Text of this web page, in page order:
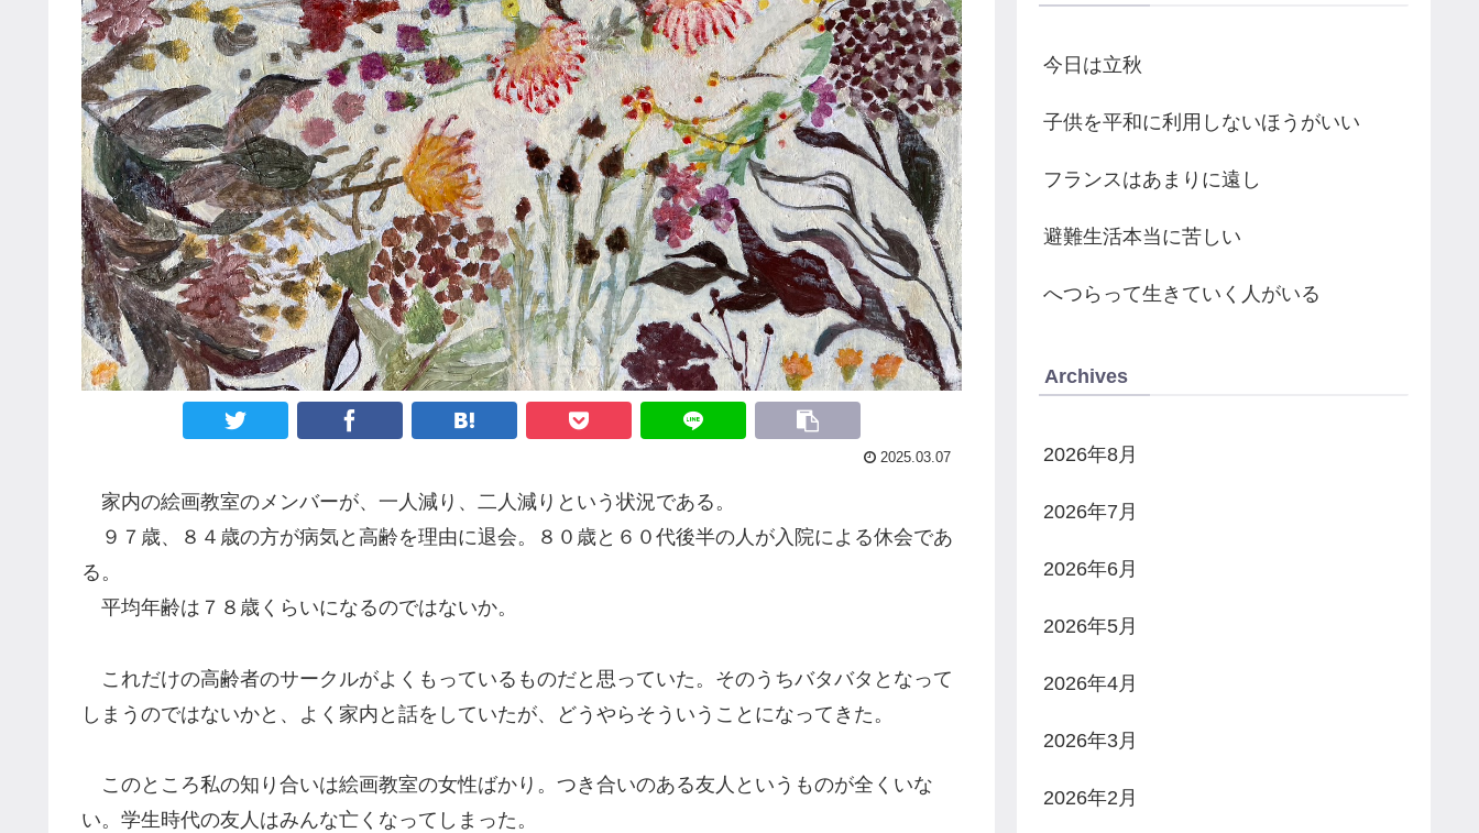
2025.03.07
家内の絵画教室のメンバーが、一人減り、二人減りという状況である。
９７歳、８４歳の方が病気と高齢を理由に退会。８０歳と６０代後半の人が入院による休会であ
る。
平均年齢は７８歳くらいになるのではないか。
これだけの高齢者のサークルがよくもっているものだと思っていた。そのうちバタバタとなって
しまうのではないかと、よく家内と話をしていたが、どうやらそういうことになってきた。
このところ私の知り合いは絵画教室の女性ばかり。つき合いのある友人というものが全くいな
い。学生時代の友人はみんな亡くなってしまった。
今日は立秋
子供を平和に利用しないほうがいい
フランスはあまりに遠し
避難生活本当に苦しい
へつらって生きていく人がいる
Archives
2026年8月
2026年7月
2026年6月
2026年5月
2026年4月
2026年3月
2026年2月